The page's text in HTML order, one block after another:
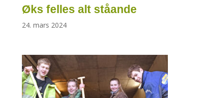
Øks felles alt ståande
24. mars 2024